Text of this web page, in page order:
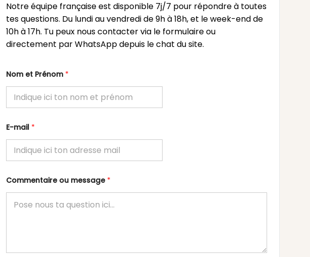
Notre équipe française est disponible 7j/7 pour répondre à toutes
tes questions. Du lundi au vendredi de 9h à 18h, et le week-end de
10h à 17h. Tu peux nous contacter via le formulaire ou
directement par WhatsApp depuis le chat du site.
Nom et Prénom *
E-mail *
Commentaire ou message *